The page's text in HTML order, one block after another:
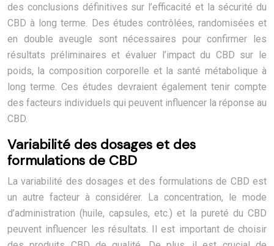
des conclusions définitives sur l’efficacité et la sécurité du
CBD à long terme. Des études contrôlées, randomisées et
en double aveugle sont nécessaires pour confirmer les
résultats préliminaires et évaluer l’impact du CBD sur le
poids, la composition corporelle et la santé métabolique à
long terme. Ces études devraient également tenir compte
des facteurs individuels qui peuvent influencer la réponse au
CBD.
Variabilité des dosages et des
formulations de CBD
La variabilité des dosages et des formulations de CBD est
un autre facteur à considérer. La concentration, le mode
d’administration (huile, capsules, etc.) et la pureté du CBD
peuvent influencer les résultats. Il est important de choisir